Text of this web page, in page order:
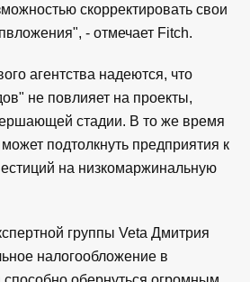
скорректировать свои
- отмечает Fitch.
агентства надеются, что
не повлияет на проекты,
стадии. В то же время
подтолкнуть предприятия к
на низкомаржинальную
группы Veta Дмитрия
налогообложение в